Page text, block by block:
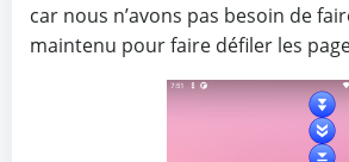
car nous n’avons pas besoin de
maintenu pour faire défiler les